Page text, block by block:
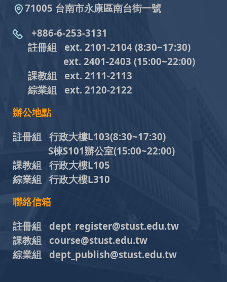
71005 台南市永康區南台街一號
+886-6-253-3131
註冊組 ext. 2101-2104 (8:30~17:30)
ext. 2401-2403 (15:00~22:00)
課教組 ext. 2111-2113
綜業組
ext. 2120-2122
辦公地點
註冊組 行政大樓L103(8:30~17:30)
S棟S101辦公室(15:00~22:00)
課教組 行政大樓L105
綜業組 行政大樓L310
聯絡信箱
註冊組 dept_register@stust.edu.tw
課教組 course@stust.edu.tw
綜業組 dept_publish@stust.edu.tw